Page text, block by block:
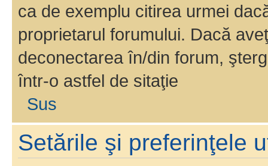
ca de exemplu citirea urmei
proprietarul forumului. Dacă
deconectarea în/din forum,
într-o astfel de sitaţie
Sus
Setările şi preferinţele